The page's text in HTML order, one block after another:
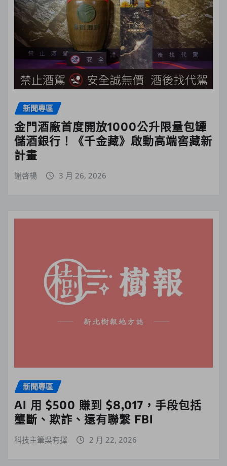
新聞專區
金門酒廠首度開放1000公升限量包罈
儲酒銀行！《千金藏》啟動高端窖藏新
計畫
謝啓楊 3 月 26, 2026
新聞專區
AI 用 $500 賺到 $8,017，手段包括
壟斷、欺詐、還有聯繫 FBI
科技主筆吳有擇 2 月 22, 2026